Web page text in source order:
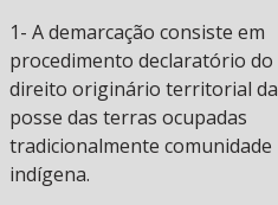
1- A demarcação consiste em
procedimento declaratório do
direito originário territorial da
posse das terras ocupadas
tradicionalmente comunidade
indígena.